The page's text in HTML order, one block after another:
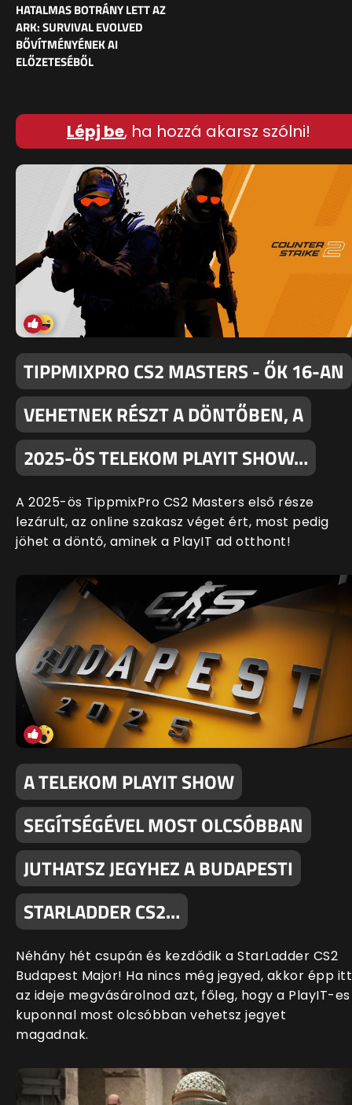
HATALMAS BOTRÁNY LETT AZ
ARK: SURVIVAL EVOLVED
BŐVÍTMÉNYÉNEK AI
ELŐZETESÉBŐL
Lépj be, ha hozzá akarsz szólni!
TIPPMIXPRO CS2 MASTERS - ŐK 16-AN
VEHETNEK RÉSZT A DÖNTŐBEN, A
2025-ÖS TELEKOM PLAYIT SHOW…
A 2025-ös TippmixPro CS2 Masters első része
lezárult, az online szakasz véget ért, most pedig
jöhet a döntő, aminek a PlayIT ad otthont!
A TELEKOM PLAYIT SHOW
SEGÍTSÉGÉVEL MOST OLCSÓBBAN
JUTHATSZ JEGYHEZ A BUDAPESTI
STARLADDER CS2…
Néhány hét csupán és kezdődik a StarLadder CS2
Budapest Major! Ha nincs még jegyed, akkor épp itt
az ideje megvásárolnod azt, főleg, hogy a PlayIT-es
kuponnal most olcsóbban vehetsz jegyet
magadnak.